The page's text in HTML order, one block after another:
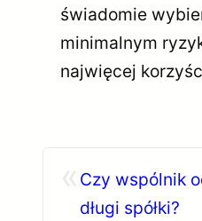
świadomie
minimalnym
najwięcej
Czy wspólnik
długi spółki?